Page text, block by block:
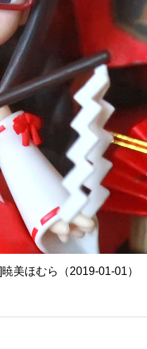
美ほむら（2019-01-01）